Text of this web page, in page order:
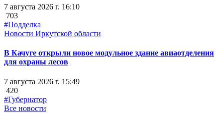
7 августа 2026 г. 16:10
703
#Подделка
Новости Иркутской области
В Качуге открыли новое модульное здание авиаотделения
для охраны лесов
7 августа 2026 г. 15:49
420
#Губернатор
Все новости